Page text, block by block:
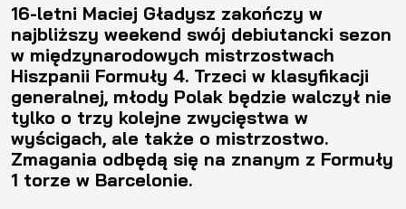
16-letni Maciej Gładysz zakończy w
najbliższy weekend swój debiutancki sezon
w międzynarodowych mistrzostwach
Hiszpanii Formuły 4. Trzeci w klasyfikacji
generalnej, młody Polak będzie walczył nie
tylko o trzy kolejne zwycięstwa w
wyścigach, ale także o mistrzostwo.
Zmagania odbędą się na znanym z Formuły
1 torze w Barcelonie.